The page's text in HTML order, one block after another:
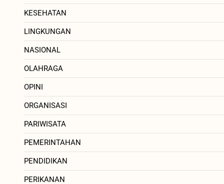
KESEHATAN
LINGKUNGAN
NASIONAL
OLAHRAGA
OPINI
ORGANISASI
PARIWISATA
PEMERINTAHAN
PENDIDIKAN
PERIKANAN